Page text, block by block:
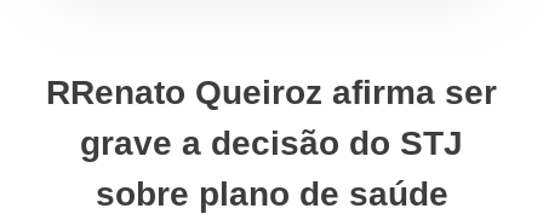
RRenato Queiroz afirma ser
grave a decisão do STJ
sobre plano de saúde